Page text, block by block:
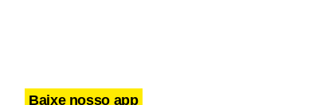
Baixe nosso app